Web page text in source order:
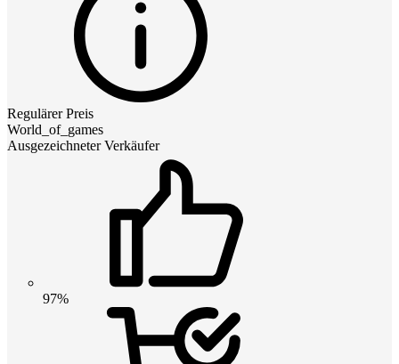
Regulärer Preis
World_of_games
Ausgezeichneter Verkäufer
97%